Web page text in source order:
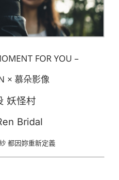
FOR YOU –
× 慕朵影像
妖怪村
Bridal
都因妳重新定義